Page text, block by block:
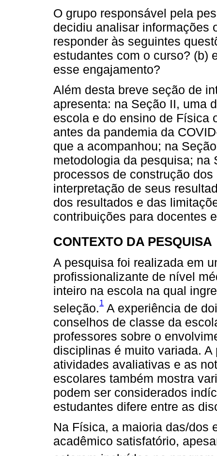
O grupo responsável pela
decidiu analisar informações
responder às seguintes
estudantes com o curso? (b)
esse engajamento?
Além desta breve seção de
apresenta: na Seção II, uma
escola e do ensino de Física
antes da pandemia da
que a acompanhou; na
metodologia da pesquisa; na
processos de construção
interpretação de seus
dos resultados e das
contribuições para docentes
CONTEXTO DA PESQUISA
A pesquisa foi realizada em
profissionalizante de nível
inteiro na escola na qual
seleção.1 A experiência de
conselhos de classe da
professores sobre o
disciplinas é muito variada.
atividades avaliativas e as
escolares também mostra
podem ser considerados
estudantes difere entre as
Na Física, a maioria das/dos
acadêmico satisfatório,